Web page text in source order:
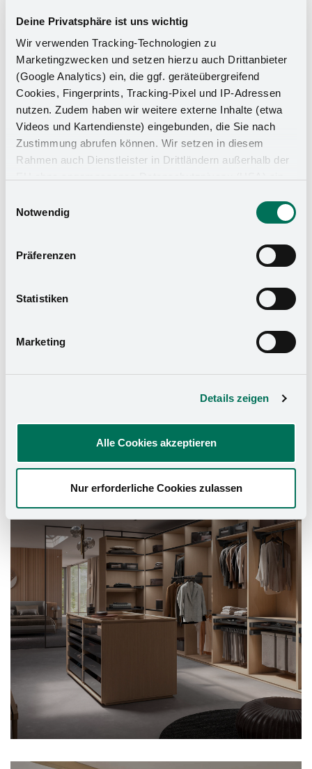
Deine Privatsphäre ist uns wichtig
Wir verwenden Tracking-Technologien zu
Marketingzwecken und setzen hierzu auch Drittanbieter
(Google Analytics) ein, die ggf. geräteübergreifend
Cookies, Fingerprints, Tracking-Pixel und IP-Adressen
nutzen. Zudem haben wir weitere externe Inhalte (etwa
Videos und Kartendienste) eingebunden, die Sie nach
Zustimmung abrufen können. Wir setzen in diesem
Rahmen auch Dienstleister in Drittländern außerhalb der
zu Sicherheits- und Überwachungszwecken zugreifen,
Rechtsmittel einlegen können. Mit Ihrer Einstellung
willigen Sie in die oben beschriebenen Vorgänge ein. Sie
widerrufen. Mehr Informationen finden Sie in unserer
Impressum.
Notwendig
Präferenzen
Statistiken
Marketing
Details zeigen
Alle Cookies akzeptieren
Nur erforderliche Cookies zulassen
Schrank-Ausstattung